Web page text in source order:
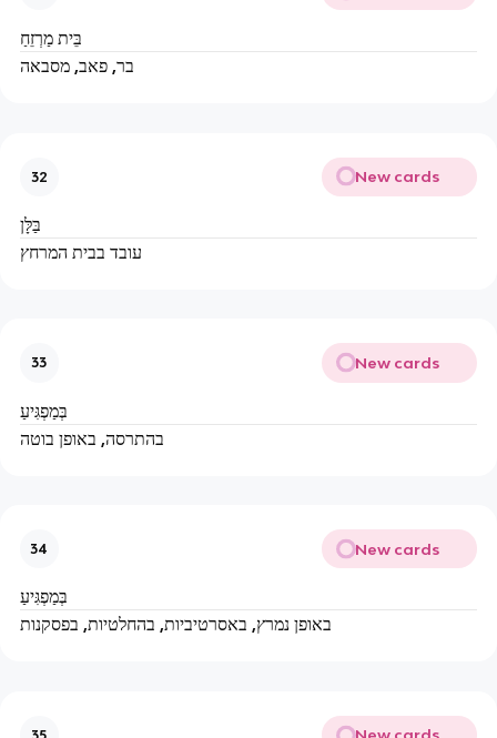
בֵּית מַרְזֵחַ
בר, פאב, מסבאה
32 New cards
בַּלָּן
עובד בבית המרחץ
33 New cards
בְּמַפְגִּיעַ
בהתרסה, באופן בוטה
34 New cards
בְּמַפְגִּיעַ
באופן נמרץ, באסרטיביות, בהחלטיות, בפסקנות